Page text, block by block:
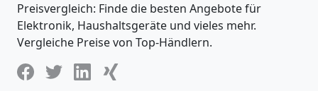
Preisvergleich: Finde die besten Angebote für
Elektronik, Haushaltsgeräte und vieles mehr.
Vergleiche Preise von Top-Händlern.